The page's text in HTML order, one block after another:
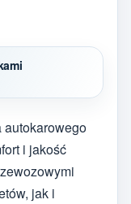
i jakość
jak i